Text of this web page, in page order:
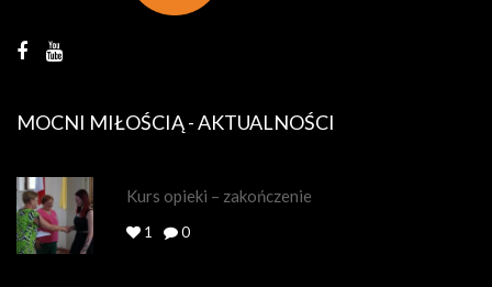
MOCNI MIŁOŚCIĄ - AKTUALNOŚCI
Kurs opieki – zakończenie
1 0